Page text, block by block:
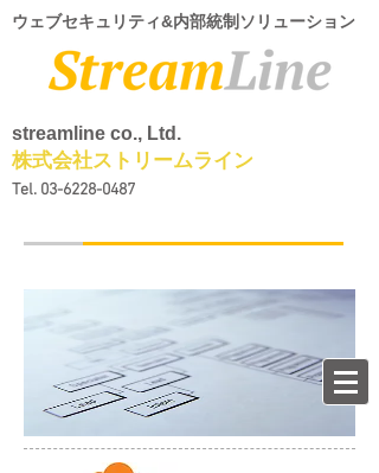
ウェブセキュリティ&内部統制ソリューション
streamline co., Ltd.
株式会社ストリームライン
Tel. 03-6228-0487